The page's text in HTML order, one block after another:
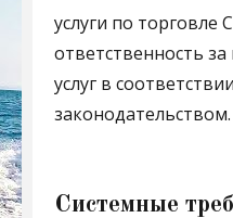
услуги по торговле
ответственность
услуг в
законодательством.
Системные